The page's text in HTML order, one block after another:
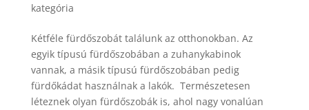
kategória
Kétféle fürdőszobát találunk az otthonokban. Az
egyik típusú fürdőszobában a zuhanykabinok
vannak, a másik típusú fürdőszobában pedig
fürdőkádat használnak a lakók. Természetesen
léteznek olyan fürdőszobák is, ahol nagy vonalúan